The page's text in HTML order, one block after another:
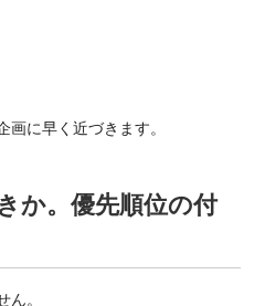
に早く近づきます。
か。優先順位の付
。